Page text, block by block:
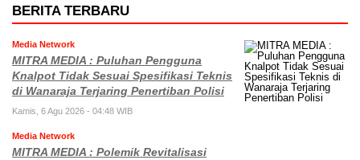
BERITA TERBARU
Media Network
MITRA MEDIA : Puluhan Pengguna
Knalpot Tidak Sesuai Spesifikasi Teknis
di Wanaraja Terjaring Penertiban Polisi
Kamis, 6 Agu 2026 - 04:48 WIB
Media Network
MITRA MEDIA : Polemik Revitalisasi